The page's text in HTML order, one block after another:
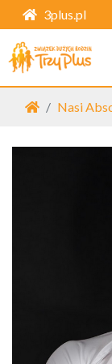
3plus.pl
Strona główna
Nasi